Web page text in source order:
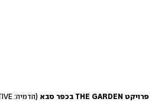
פרויקט THE GARDEN בכפר סבא (הדמיה: R CREATIVE)